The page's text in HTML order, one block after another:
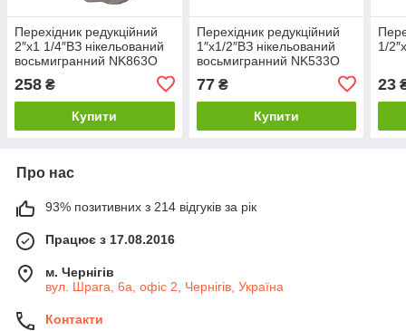
Перехідник редукційний
2″х1 1/4″ВЗ нікельований
восьмигранний NK863O
258 ₴
Купити
Перехідник редукційний
1″х1/2″ВЗ нікельований
восьмигранний NK533O
77₴
Купити
1/
23
Про нас
93% позитивних з 214 відгуків за рік
Працює з 17.08.2016
м. Чернігів
вул. Шрага, 6а, офіс 2, Чернігів, Україна
Контакти